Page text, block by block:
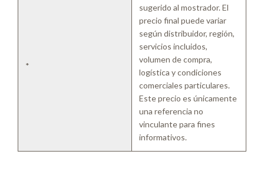
*
sugerido al mostrador. El
precio final puede variar
según distribuidor, región,
servicios incluidos,
volumen de compra,
logística y condiciones
comerciales particulares.
Este precio es únicamente
una referencia no
vinculante para fines
informativos.